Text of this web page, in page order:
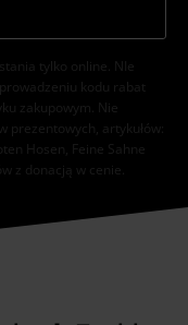
tylko online. NIe
kodu rabat
zakupowym. Nie
prezentowych, artykułów:
Hosen, Feine Sahne
z donacją w cenie.